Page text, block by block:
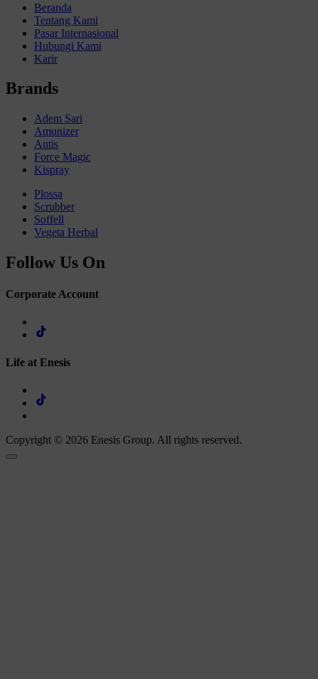
Beranda
Tentang Kami
Pasar Internasional
Hubungi Kami
Karir
Brands
Adem Sari
Amunizer
Antis
Force Magic
Kispray
Plossa
Scrubber
Soffell
Vegeta Herbal
Follow Us On
Corporate Account
Life at Enesis
Copyright © 2026 Enesis Group. All rights reserved.